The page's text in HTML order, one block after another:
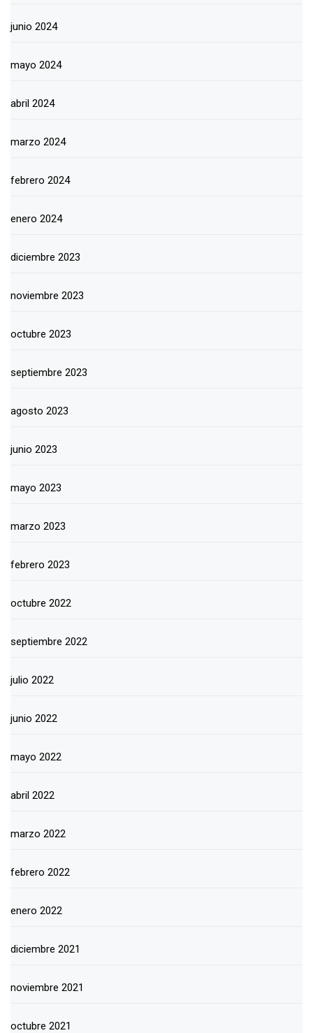
junio 2024
mayo 2024
abril 2024
marzo 2024
febrero 2024
enero 2024
diciembre 2023
noviembre 2023
octubre 2023
septiembre 2023
agosto 2023
junio 2023
mayo 2023
marzo 2023
febrero 2023
octubre 2022
septiembre 2022
julio 2022
junio 2022
mayo 2022
abril 2022
marzo 2022
febrero 2022
enero 2022
diciembre 2021
noviembre 2021
octubre 2021